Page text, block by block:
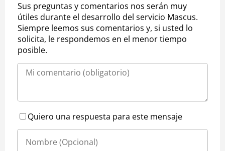
Sus preguntas y comentarios nos serán muy
útiles durante el desarrollo del servicio Mascus.
Siempre leemos sus comentarios y, si usted lo
solicita, le respondemos en el menor tiempo
posible.
Quiero una respuesta para este mensaje